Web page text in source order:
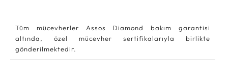
Tüm mücevherler Assos Diamond bakım garantisi
altında, özel mücevher sertifikalarıyla birlikte
gönderilmektedir.